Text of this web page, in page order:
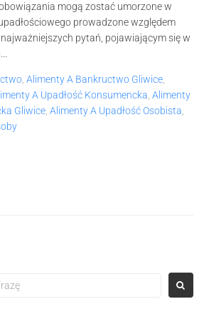
mogą zostać umorzone w
prowadzone względem
pytań, pojawiającym się w
Alimenty A Bankructwo Gliwice
A Upadłość Konsumencka Alimenty
Gliwice Alimenty A Upadłość Osobista